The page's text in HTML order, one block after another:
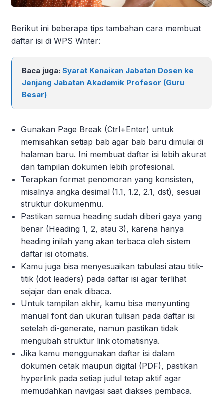
Berikut ini beberapa tips tambahan cara membuat
daftar isi di WPS Writer:
Baca juga: Syarat Kenaikan Jabatan Dosen ke
Jenjang Jabatan Akademik Profesor (Guru
Besar)
Gunakan Page Break (Ctrl+Enter) untuk
memisahkan setiap bab agar bab baru dimulai di
halaman baru. Ini membuat daftar isi lebih akurat
dan tampilan dokumen lebih profesional.
Terapkan format penomoran yang konsisten,
misalnya angka desimal (1.1, 1.2, 2.1, dst), sesuai
struktur dokumenmu.
Pastikan semua heading sudah diberi gaya yang
benar (Heading 1, 2, atau 3), karena hanya
heading inilah yang akan terbaca oleh sistem
daftar isi otomatis.
Kamu juga bisa menyesuaikan tabulasi atau titik-
titik (dot leaders) pada daftar isi agar terlihat
sejajar dan enak dibaca.
Untuk tampilan akhir, kamu bisa menyunting
manual font dan ukuran tulisan pada daftar isi
setelah di-generate, namun pastikan tidak
mengubah struktur link otomatisnya.
Jika kamu menggunakan daftar isi dalam
dokumen cetak maupun digital (PDF), pastikan
hyperlink pada setiap judul tetap aktif agar
memudahkan navigasi saat diakses pembaca.